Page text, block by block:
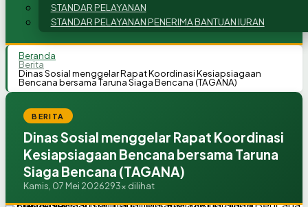
STANDAR PELAYANAN
STANDAR PELAYANAN PENERIMA BANTUAN IURAN
Beranda
Berita
Dinas Sosial menggelar Rapat Koordinasi Kesiapsiagaan
Bencana bersama Taruna Siaga Bencana (TAGANA)
BERITA
Dinas Sosial menggelar Rapat Koordinasi
Kesiapsiagaan Bencana bersama Taruna
Siaga Bencana (TAGANA)
Kamis, 07 Mei 2026293x dilihat